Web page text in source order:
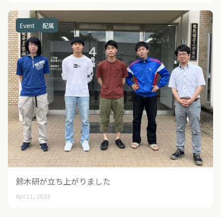
鈴木研が立ち上がりました
Apr.11, 2023
Event 配属